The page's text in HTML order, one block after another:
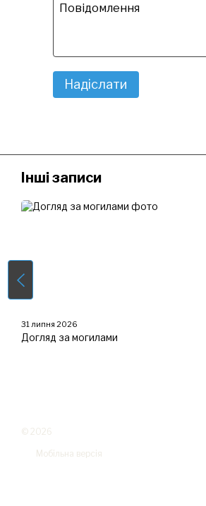
Надіслати
Інші записи
31 липня 2026
Догляд за могилами
© 2026
Мобільна версія